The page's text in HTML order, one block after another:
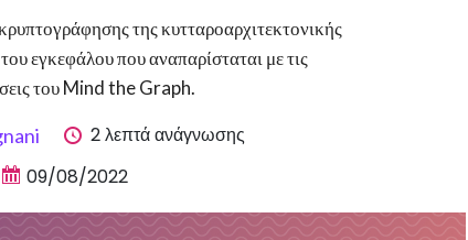
της κυτταροαρχιτεκτονικής
εγκεφάλου που αναπαρίσταται με τις
του Mind the Graph.
2 λεπτά ανάγνωσης
09/08/2022